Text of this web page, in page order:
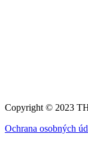
Copyright © 2023
Ochrana osobných